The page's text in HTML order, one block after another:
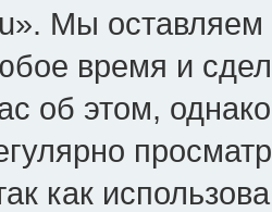
Мы оставляем
время и
об этом,
как